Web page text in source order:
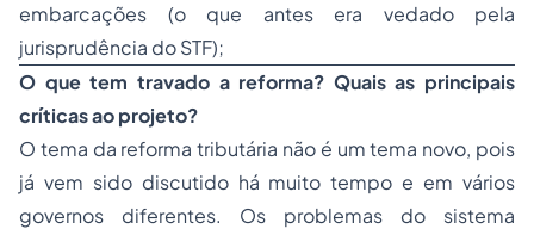
embarcações (o que antes era vedado pela
jurisprudência do STF);
O que tem travado a reforma? Quais as principais
críticas ao projeto?
O tema da reforma tributária não é um tema novo, pois
já vem sido discutido há muito tempo e em vários
governos diferentes. Os problemas do sistema